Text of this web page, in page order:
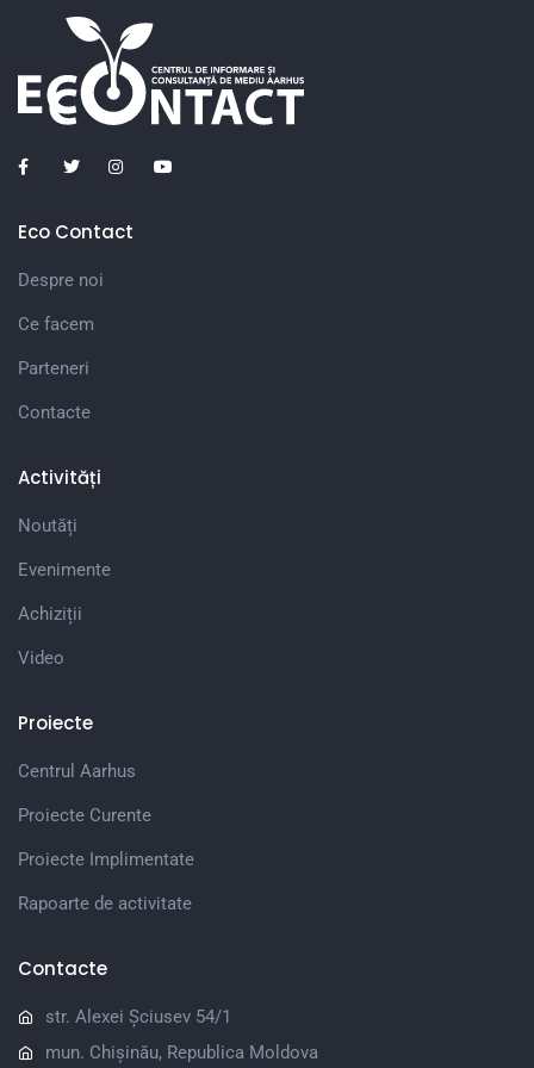
Eco Contact
Despre noi
Ce facem
Parteneri
Contacte
Activități
Noutăți
Evenimente
Achiziții
Video
Proiecte
Centrul Aarhus
Proiecte Curente
Proiecte Implimentate
Rapoarte de activitate
Contacte
str. Alexei Șciusev 54/1
mun. Chișinău, Republica Moldova